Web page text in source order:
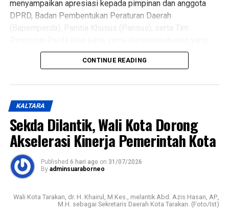
menyampaikan apresiasi kepada pimpinan dan anggota
DPRD, Badan Pembentukan Peraturan Daerah
(Bapemperda), Panitia Khusus (Pansus), serta Tim
telah dilakukan terhadap raperda tersebut.
raperda didasarkan pada hasil konsultasi dengan
Kementerian Dalam Negeri yang mengacu pada ketentuan
terbaru dalam Permendagri Nomor 14 Tahun 2025.
Regulasi tersebut mengatur bahwa pelaksanaan kegiatan
tahun jamak cukup didasarkan pada persetujuan bersama
antara kepala daerah dan DPRD melalui nota kesepakatan,
tanpa harus menetapkan peraturan daerah.
proses pelaksanaan pembangunan infrastruktur di Kota
Tarakan. Dengan disetujuinya penarikan raperda,
CONTINUE READING
KALTARA
Sekda Dilantik, Wali Kota Dorong
Akselerasi Kinerja Pemerintah Kota
Published 6 hari ago on 31/07/2026
By adminsuaraborneo
Wali Kota Tarakan, dr. H. Khairul, M.Kes., melantik Abd. Azis Hasan, AP.,
M.H. sebagai Sekretaris Daerah Kota Tarakan. (Foto/Ist)